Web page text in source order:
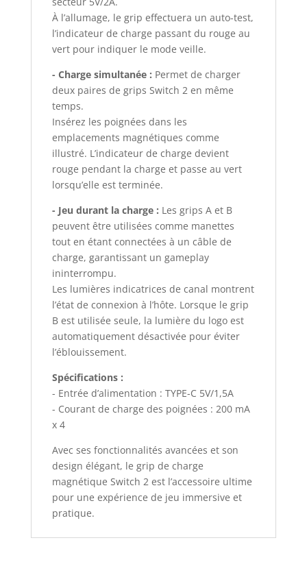
À l’allumage, le grip effectuera un auto-test,
l’indicateur de charge passant du rouge au
vert pour indiquer le mode veille.
- Charge simultanée : Permet de charger
deux paires de grips Switch 2 en même
temps.
Insérez les poignées dans les
emplacements magnétiques comme
illustré. L’indicateur de charge devient
rouge pendant la charge et passe au vert
lorsqu’elle est terminée.
- Jeu durant la charge : Les grips A et B
peuvent être utilisées comme manettes
tout en étant connectées à un câble de
charge, garantissant un gameplay
ininterrompu.
Les lumières indicatrices de canal montrent
l’état de connexion à l’hôte. Lorsque le grip
B est utilisée seule, la lumière du logo est
automatiquement désactivée pour éviter
l’éblouissement.
Spécifications :
- Entrée d’alimentation : TYPE-C 5V/1,5A
- Courant de charge des poignées : 200 mA
x 4
Avec ses fonctionnalités avancées et son
design élégant, le grip de charge
magnétique Switch 2 est l’accessoire ultime
pour une expérience de jeu immersive et
pratique.